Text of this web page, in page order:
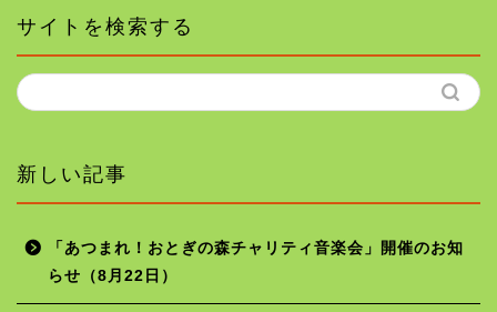
サイトを検索する
新しい記事
「あつまれ！おとぎの森チャリティ音楽会」開催のお知
らせ（8月22日）